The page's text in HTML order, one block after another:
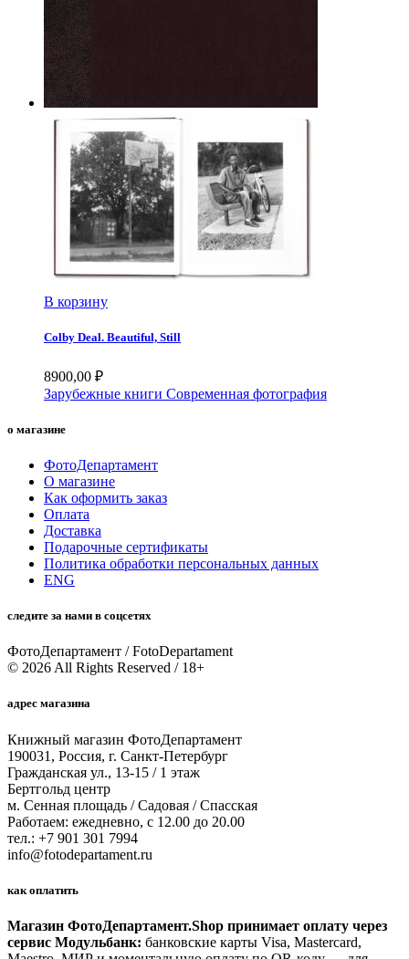
В корзину
Colby Deal. Beautiful, Still
8900,00 ₽
Зарубежные книги Современная фотография
о магазине
ФотоДепартамент
О магазине
Как оформить заказ
Оплата
Доставка
Подарочные сертификаты
Политика обработки персональных данных
ENG
следите за нами в соцсетях
ФотоДепартамент / FotoDepartament
© 2026 All Rights Reserved / 18+
адрес магазина
Книжный магазин ФотоДепартамент
190031, Россия, г. Санкт-Петербург
Гражданская ул., 13-15 / 1 этаж
Бертгольд центр
м. Сенная площадь / Садовая / Спасская
Работаем: ежедневно, с 12.00 до 20.00
тел.: +7 901 301 7994
info@fotodepartament.ru
как оплатить
Магазин ФотоДепартамент.Shop принимает оплату через
сервис Модульбанк: банковские карты Visa, Mastercard,